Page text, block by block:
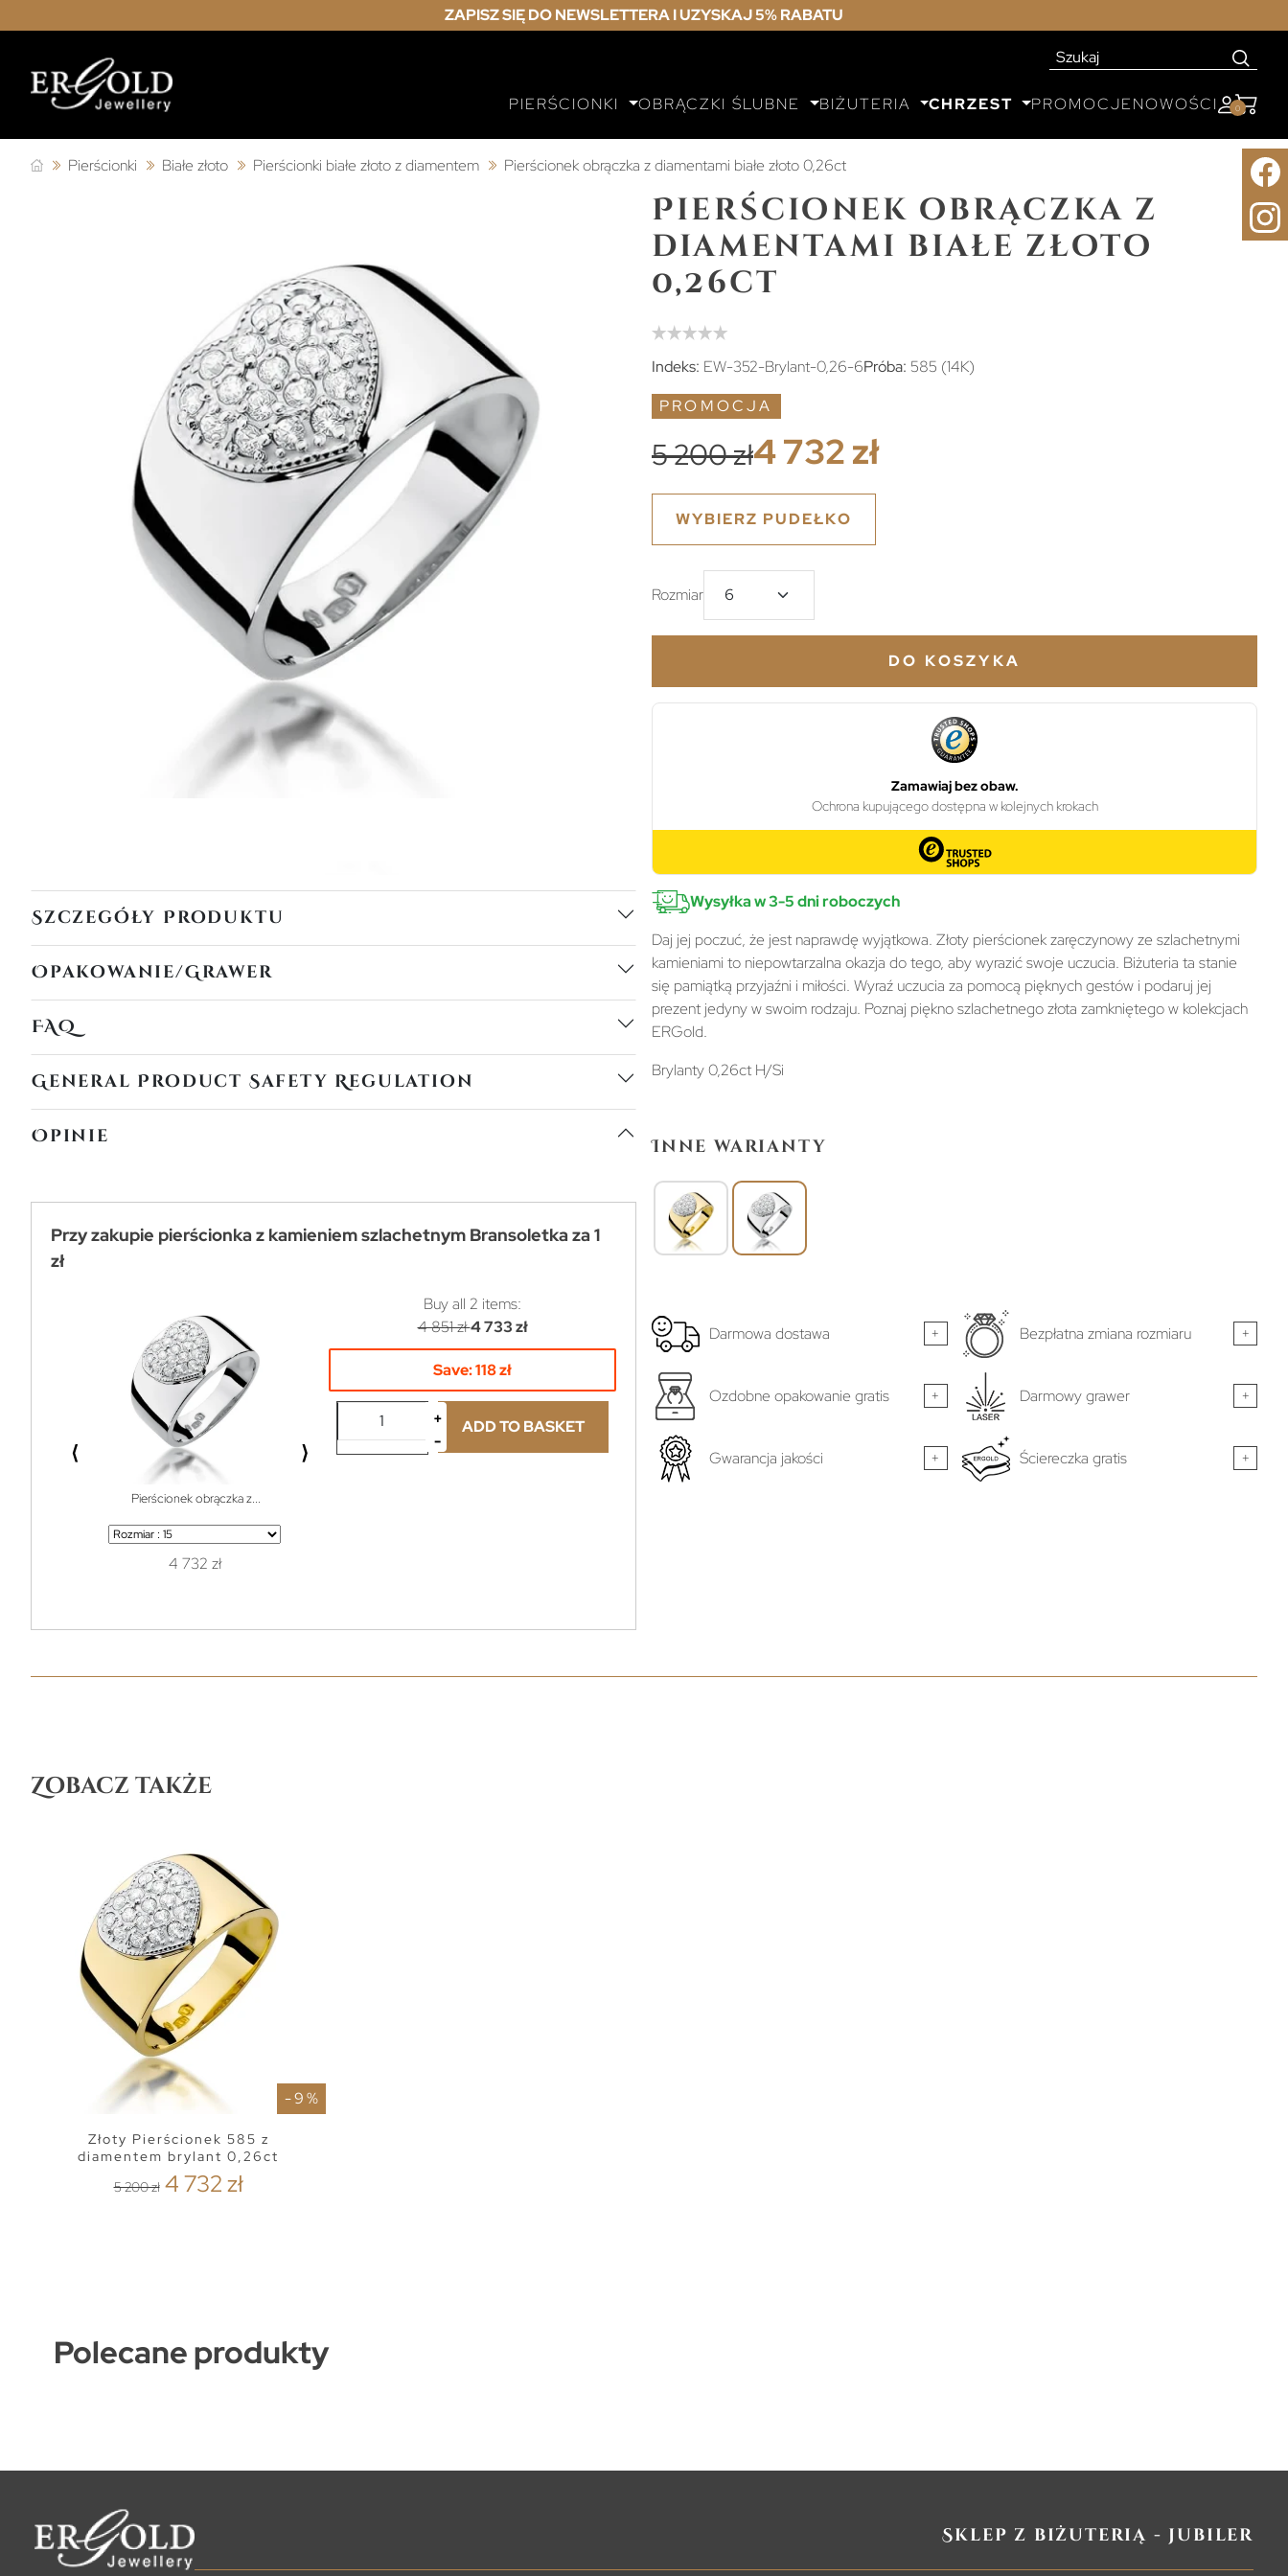
ZAPISZ SIĘ DO NEWSLETTERA I UZYSKAJ 5% RABATU
PIERŚCIONKI OBRĄCZKI ŚLUBNE BIŻUTERIA CHRZEST PROMOCJENOWOŚCI 0
Pierścionki Białe złoto Pierścionki białe złoto z diamentem Pierścionek obrączka z diamentami białe złoto 0,26ct
Szczegóły Produktu
Opakowanie/Grawer
FAQ
General Product Safety Regulation
Opinie
Przy zakupie pierścionka z kamieniem szlachetnym Bransoletka za 1
zł
⟨
Pierścionek obrączka z...
4 732 zł
⟩
Buy all 2 items:
4 851 zł4 733 zł
Save:118 zł
ADD TO BASKET
Pierścionek obrączka z
diamentami białe złoto
0,26ct
Indeks: EW-352-Brylant-0,26-6Próba: 585 (14K)
PROMOCJA
5 200 zł4 732 zł
WYBIERZ PUDEŁKO
Rozmiar
DO KOSZYKA
Wysyłka w 3-5 dni roboczych
Daj jej poczuć, że jest naprawdę wyjątkowa. Złoty pierścionek zaręczynowy ze szlachetnymi
kamieniami to niepowtarzalna okazja do tego, aby wyrazić swoje uczucia. Biżuteria ta stanie
się pamiątką przyjaźni i miłości. Wyraź uczucia za pomocą pięknych gestów i podaruj jej
prezent jedyny w swoim rodzaju. Poznaj piękno szlachetnego złota zamkniętego w kolekcjach
ERGold.
Brylanty 0,26ct H/Si
Inne warianty
Darmowa dostawa + Bezpłatna zmiana rozmiaru +
Ozdobne opakowanie gratis + Darmowy grawer +
Gwarancja jakości + Ściereczka gratis +
Zobacz także
- 9 %
Złoty Pierścionek 585 z
diamentem brylant 0,26ct
5 200 zł 4 732 zł
Polecane produkty
Sklep z biżuterią - jubiler